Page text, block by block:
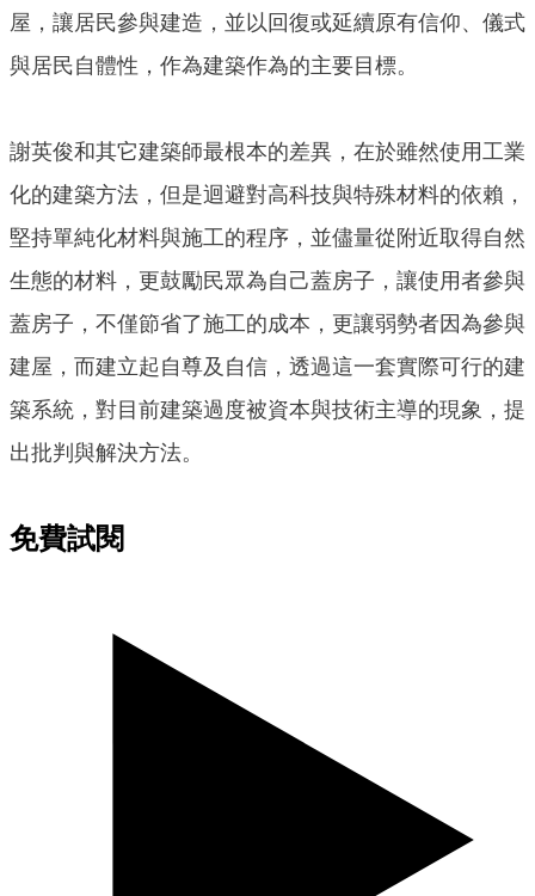
屋，讓居民參與建造，並以回復或延續原有信仰、儀式
與居民自體性，作為建築作為的主要目標。
謝英俊和其它建築師最根本的差異，在於雖然使用工業
化的建築方法，但是迴避對高科技與特殊材料的依賴，
堅持單純化材料與施工的程序，並儘量從附近取得自然
生態的材料，更鼓勵民眾為自己蓋房子，讓使用者參與
蓋房子，不僅節省了施工的成本，更讓弱勢者因為參與
建屋，而建立起自尊及自信，透過這一套實際可行的建
築系統，對目前建築過度被資本與技術主導的現象，提
出批判與解決方法。
免費試閱